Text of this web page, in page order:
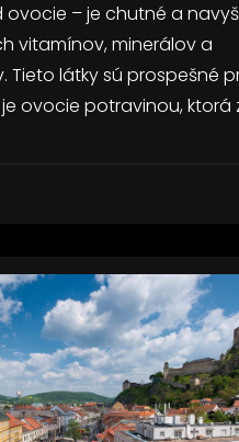
ovocie – je chutné a
vitamínov, minerálov a
Tieto látky sú prospešné
ovocie potravinou, ktorá